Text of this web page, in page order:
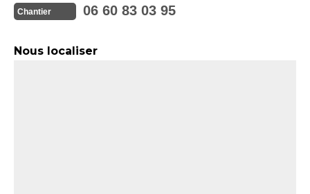
Chantier 06 60 83 03 95
Nous localiser